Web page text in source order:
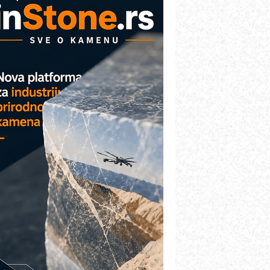
- Lim i mašine za savremena